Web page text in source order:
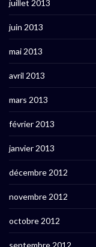
juillet 2013
juin 2013
mai 2013
avril 2013
mars 2013
février 2013
janvier 2013
décembre 2012
novembre 2012
octobre 2012